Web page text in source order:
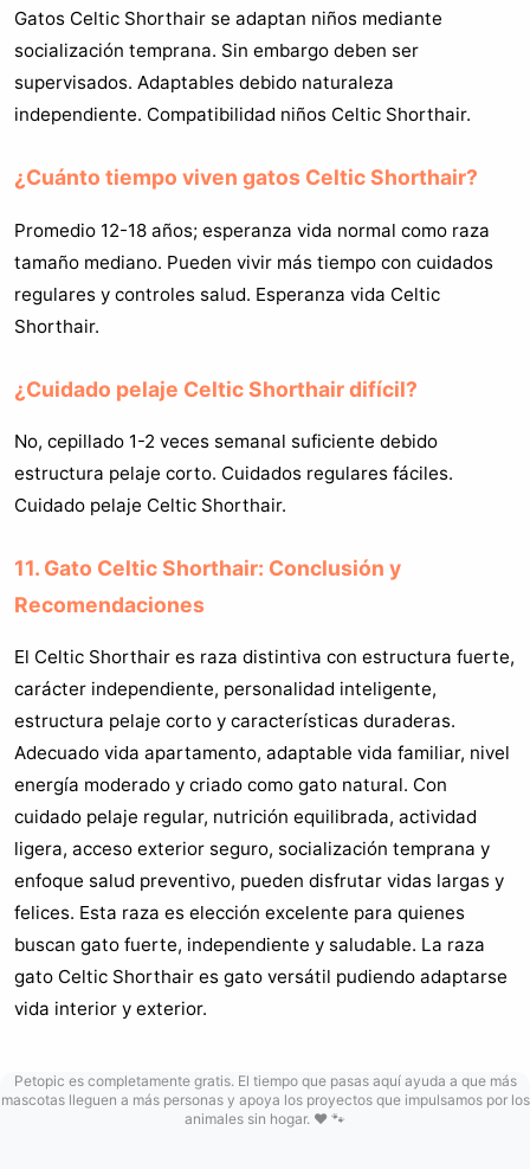
Gatos Celtic Shorthair se adaptan niños mediante
socialización temprana. Sin embargo deben ser
supervisados. Adaptables debido naturaleza
independiente. Compatibilidad niños Celtic Shorthair.
¿Cuánto tiempo viven gatos Celtic Shorthair?
Promedio 12-18 años; esperanza vida normal como raza
tamaño mediano. Pueden vivir más tiempo con cuidados
regulares y controles salud. Esperanza vida Celtic
Shorthair.
¿Cuidado pelaje Celtic Shorthair difícil?
No, cepillado 1-2 veces semanal suficiente debido
estructura pelaje corto. Cuidados regulares fáciles.
Cuidado pelaje Celtic Shorthair.
11. Gato Celtic Shorthair: Conclusión y
Recomendaciones
El Celtic Shorthair es raza distintiva con estructura fuerte,
carácter independiente, personalidad inteligente,
estructura pelaje corto y características duraderas.
Adecuado vida apartamento, adaptable vida familiar, nivel
energía moderado y criado como gato natural. Con
cuidado pelaje regular, nutrición equilibrada, actividad
ligera, acceso exterior seguro, socialización temprana y
enfoque salud preventivo, pueden disfrutar vidas largas y
felices. Esta raza es elección excelente para quienes
buscan gato fuerte, independiente y saludable. La raza
gato Celtic Shorthair es gato versátil pudiendo adaptarse
vida interior y exterior.
Petopic es completamente gratis. El tiempo que pasas aquí ayuda a que más
mascotas lleguen a más personas y apoya los proyectos que impulsamos por los
animales sin hogar. ❤️ 🐾